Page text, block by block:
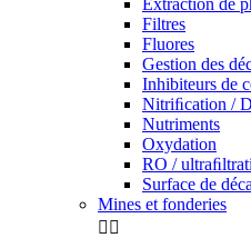
Extraction de
Filtres
Fluores
Gestion des
Inhibiteurs de
Nitriﬁcation /
Nutriments
Oxydation
RO /
Surface de
Mines et fonderies
 